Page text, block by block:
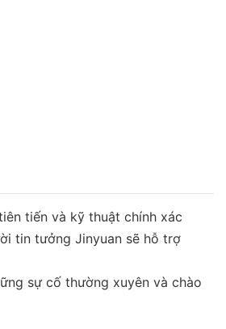
tiến và kỹ thuật chính xác
tin tưởng Jinyuan sẽ hỗ trợ
sự cố thường xuyên và chào